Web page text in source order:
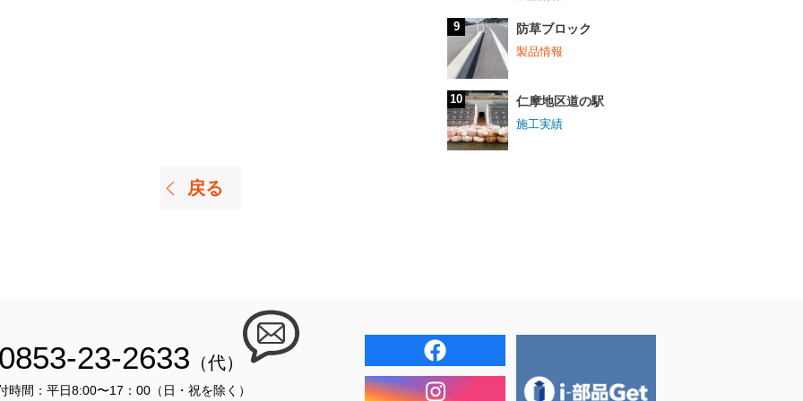
防草ブロック
製品情報
仁摩地区道の駅
施工実績
戻る
23-2633 （代）
時間：平日8:00〜17：00（日・祝を除く）